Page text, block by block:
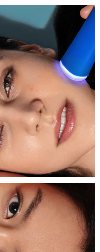
massage
& balm
devices
& lips
device
skincare
devices
light therapy
for young skin
devices
sonic toothbrush
toothbrush
Set
& 18% PAP gel
anti-aging
aging set
護理
décolleté LED mask
mask
scalp massager
serum
膚年輕化
NEW
Light Therapy
Light Therapy
Serum
預計送達日期 8/15/26
預計送達日期 8/15/26
預計送達日期8/11/26
預計送達日期
預計送達日期8/11/26
預計送達日期8/12/26
預計送達日期8/11/26
預計送達日期8/11/26
預計送達日期 8/11/26
8/11/26